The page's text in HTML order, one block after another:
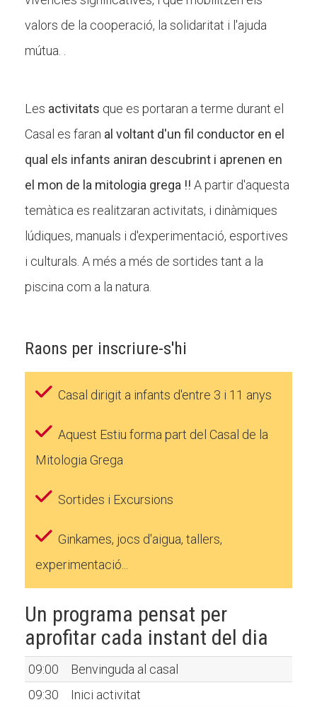
valors de la cooperació, la solidaritat i l'ajuda
mútua. .
Les activitats que es portaran a terme durant el
Casal es faran al voltant d'un fil conductor en el
qual els infants aniran descubrint i aprenen en
el mon de la mitologia grega !! A partir d'aquesta
temàtica es realitzaran activitats, i dinàmiques
lúdiques, manuals i d'experimentació, esportives
i culturals. A més a més de sortides tant a la
piscina com a la natura.
Raons per inscriure-s'hi
Casal dirigit a infants d'entre 3 i 11 anys
Aquest Estiu forma part del Casal de la
Mitologia Grega
Sortides i Excursions
Ginkames, jocs d'aigua, tallers,
experimentació...
Un programa pensat per
aprofitar cada instant del dia
09:00
Benvinguda al casal
09:30
Inici activitat
Notícies
Butlletins
Diari de la Fundació
Xarxes socials
COL·LABORA
Fes voluntariat
Fes un donatiu
Treballa amb nosaltres